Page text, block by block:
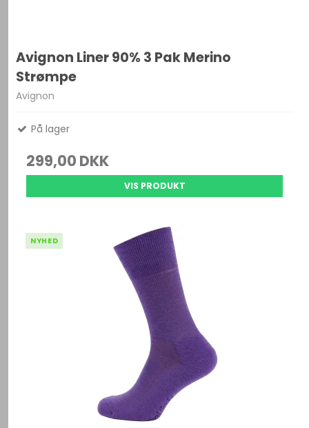
Avignon Liner 90% 3 Pak Merino
Strømpe
Avignon
På lager
299,00 DKK
VIS PRODUKT
NYHED